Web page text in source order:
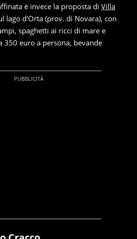
è invece la proposta di Villa
lago d'Orta (prov. di Novara), con
spaghetti ai ricci di mare e
350 euro a persona, bevande